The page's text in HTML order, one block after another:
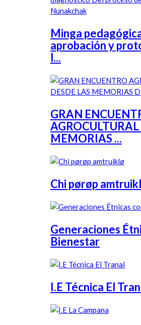
Minga
aprobación y
l...
GRAN
AGROCULTURAL
MEMORIAS ...
Chi pørøp
Generaciones
Bienestar
I.E Técnica El